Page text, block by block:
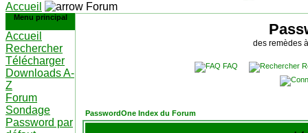
Accueil Forum
Menu principal
Accueil
Rechercher
Télécharger
Downloads A-
Z
Forum
Sondage
Password par
des remèdes
FAQ
PasswordOne Index du Forum